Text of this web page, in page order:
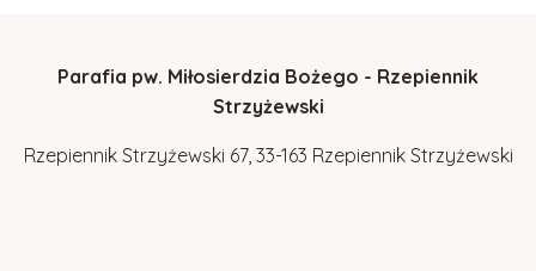
Parafia pw. Miłosierdzia Bożego - Rzepiennik
Strzyżewski
Rzepiennik Strzyżewski 67, 33-163 Rzepiennik Strzyżewski